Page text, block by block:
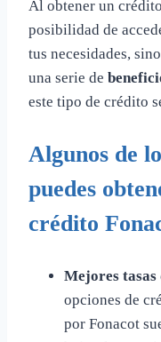
Al obtener un crédito
posibilidad de
tus necesidades,
una serie de
este tipo de crédito
Algunos de
puedes
crédito
Mejores tasas
opciones de
por Fonacot